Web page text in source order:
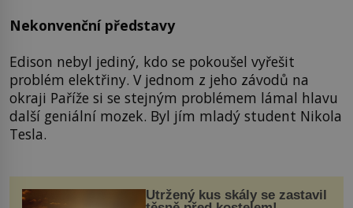
Nekonvenční představy
Edison nebyl jediný, kdo se pokoušel vyřešit
problém elektřiny. V jednom z jeho závodů na
okraji Paříže si se stejným problémem lámal hlavu
další geniální mozek. Byl jím mladý student Nikola
Tesla.
Utržený kus skály se zastavil